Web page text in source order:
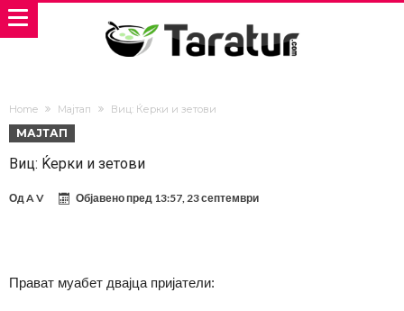
Home Мајтап Виц: Ќерки и зетови
МАЈТАП
Виц: Ќерки и зетови
ОдA V Објавено пред 13:57, 23 септември
Прават муабет двајца пријатели: